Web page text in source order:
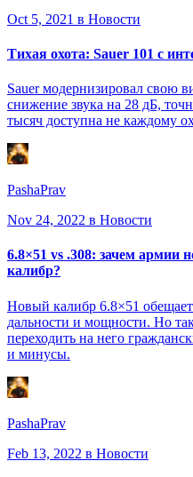
Oct 5, 2021 в Новости
Тихая охота: Sauer 101 с
Sauer модернизировал свою
снижение звука на 28 дБ,
тысяч доступна не каждому
PashaPrav
Nov 24, 2022 в Новости
6.8×51 vs .308: зачем
калибр?
Новый калибр 6.8×51
дальности и мощности. Но
переходить на него
и минусы.
PashaPrav
Feb 13, 2022 в Новости